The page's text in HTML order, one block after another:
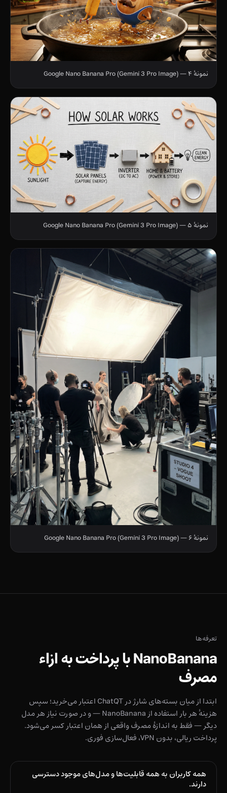
نمونهٔ ۴ — Google Nano Banana Pro (Gemini 3 Pro Image)
نمونهٔ ۵ — Google Nano Banana Pro (Gemini 3 Pro Image)
نمونهٔ ۶ — Google Nano Banana Pro (Gemini 3 Pro Image)
تعرفه‌ها
NanoBanana با پرداخت به ازاء
مصرف
ابتدا از میان بسته‌های شارژ در ChatQT اعتبار می‌خرید؛ سپس
هزینهٔ هر بار استفاده از NanoBanana — و در صورت نیاز هر مدل
دیگر — فقط به اندازهٔ مصرف واقعی از همان اعتبار کسر می‌شود.
پرداخت ریالی، بدون VPN، فعال‌سازی فوری.
همه کاربران به همه قابلیت‌ها و مدل‌های موجود دسترسی
دارند.